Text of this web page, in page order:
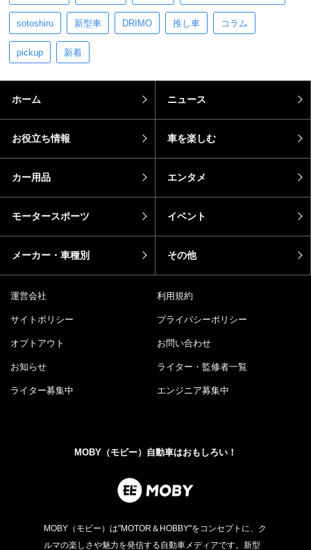
sotoshiru 新型車 DRIMO 推し車 コラム
pickup 新着
ホーム ニュース
お役立ち情報 車を楽しむ
カー用品 エンタメ
モータースポーツ イベント
メーカー・車種別 その他
運営会社 利用規約
サイトポリシー プライバシーポリシー
オプトアウト お問い合わせ
お知らせ ライター・監修者一覧
ライター募集中 エンジニア募集中
MOBY（モビー）自動車はおもしろい！
MOBY（モビー）は"MOTOR＆HOBBY"をコンセプトに、ク
ルマの楽しさや魅力を発信する自動車メディアです。新型